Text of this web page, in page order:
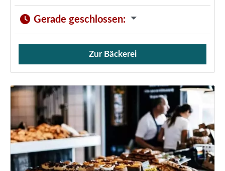
Gerade geschlossen:
Verkauf von Brötchen,
Zur Bäckerei